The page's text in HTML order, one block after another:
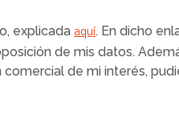
explicada aquí. En dicho
de mis datos.
de mi interés,